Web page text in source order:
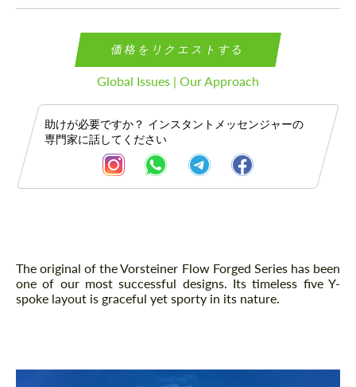
価格をリクエストする
Global Issues | Our Approach
助けが必要ですか？ インスタントメッセンジャーの
専門家に話してください
説明
The original of the Vorsteiner Flow Forged Series has been
one of our most successful designs. Its timeless five Y-
spoke layout is graceful yet sporty in its nature.